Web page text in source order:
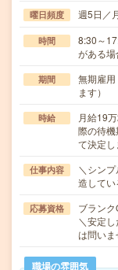
曜日頻度 週5日／
時間
8:30～
がある
期間
無期雇
ます）
時給
月給19
際の待
て決定し
仕事内容
＼シン
造して
応募資格
ブラン
＼安定
は問い
職場の雰囲気